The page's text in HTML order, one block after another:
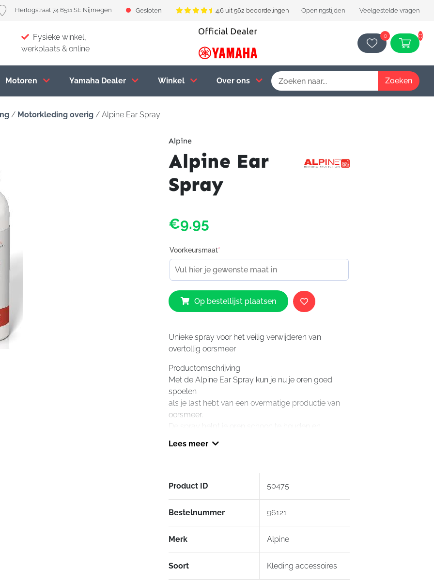
Hertogstraat 74 6511 SE Nijmegen Gesloten 4.6 uit 562 beoordelingen Openingstijden Veelgestelde vragen
Fysieke winkel,
werkplaats & online
0 0
Motoren Yamaha Dealer Winkel Over ons
/ Motorkleding overig/ Alpine Ear Spray
Alpine
Alpine Ear
Spray
€9.95
Voorkeursmaat*
Alpine
Ear
Spray
Op bestellijst plaatsen
Unieke spray voor het veilig verwijderen van
overtollig oorsmeer
Productomschrijving
Met de Alpine Ear Spray kun je nu je oren goed
spoelen
als je last hebt van een overmatige productie van
oorsmeer.
De spray helpt je oren schoon te houden en
Bovendien verkleint het de kans dat je de oren
Lees meer
Product ID 50475
Bestelnummer 96121
Merk Alpine
Soort Kleding accessoires